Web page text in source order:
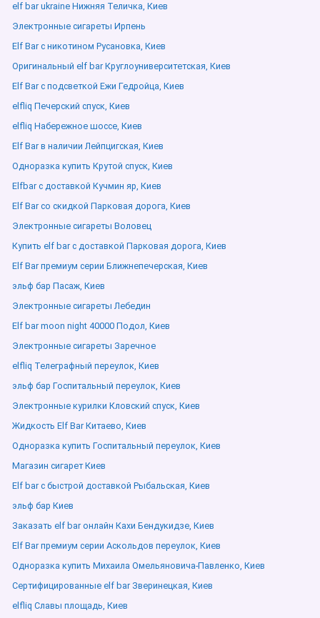
elf bar ukraine Нижняя Теличка, Киев
Электронные сигареты Ирпень
Elf Bar с никотином Русановка, Киев
Оригинальный elf bar Круглоуниверситетская, Киев
Elf Bar с подсветкой Ежи Гедройца, Киев
elfliq Печерский спуск, Киев
elfliq Набережное шоссе, Киев
Elf Bar в наличии Лейпцигская, Киев
Одноразка купить Крутой спуск, Киев
Elfbar с доставкой Кучмин яр, Киев
Elf Bar со скидкой Парковая дорога, Киев
Электронные сигареты Воловец
Купить elf bar с доставкой Парковая дорога, Киев
Elf Bar премиум серии Ближнепечерская, Киев
эльф бар Пасаж, Киев
Электронные сигареты Лебедин
Elf bar moon night 40000 Подол, Киев
Электронные сигареты Заречное
elfliq Телеграфный переулок, Киев
эльф бар Госпитальный переулок, Киев
Электронные курилки Кловский спуск, Киев
Жидкость Elf Bar Китаево, Киев
Одноразка купить Госпитальный переулок, Киев
Магазин сигарет Киев
Elf bar с быстрой доставкой Рыбальская, Киев
эльф бар Киев
Заказать elf bar онлайн Кахи Бендукидзе, Киев
Elf Bar премиум серии Аскольдов переулок, Киев
Одноразка купить Михаила Омельяновича-Павленко, Киев
Сертифицированные elf bar Зверинецкая, Киев
elfliq Славы площадь, Киев